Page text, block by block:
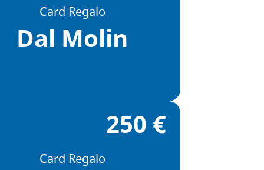
Card Regalo
Dal Molin
250 €
Card Regalo